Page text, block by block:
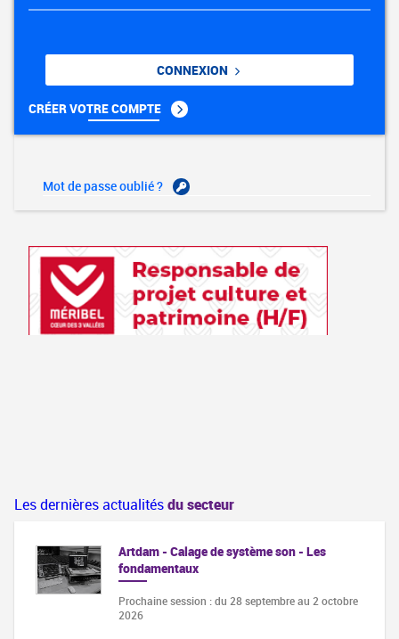
CONNEXION
CRÉER VOTRE COMPTE
Mot de passe oublié ?
Les dernières actualitésdu secteur
Artdam - Calage de système son - Les
fondamentaux
Prochaine session : du 28 septembre au 2 octobre
2026